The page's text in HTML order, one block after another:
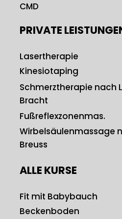
CMD
PRIVATE
Lasertherapie
Kinesiotaping
Schmerztherapie nach
Bracht
Fußreflexzonenmas.
Wirbelsäulenmassage
Breuss
ALLE KURSE
Fit mit Babybauch
Beckenboden